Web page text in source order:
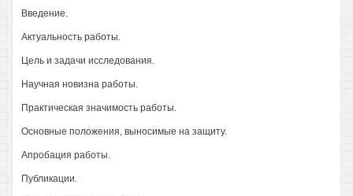
Введение.
Актуальность работы.
Цель и задачи исследования.
Научная новизна работы.
Практическая значимость работы.
Основные положения, выносимые на защиту.
Апробация работы.
Публикации.